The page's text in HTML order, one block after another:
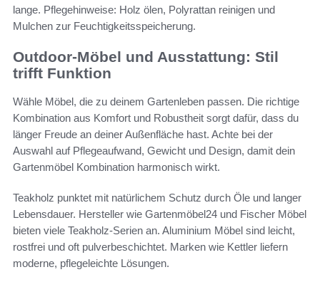
lange. Pflegehinweise: Holz ölen, Polyrattan reinigen und
Mulchen zur Feuchtigkeitsspeicherung.
Outdoor-Möbel und Ausstattung: Stil
trifft Funktion
Wähle Möbel, die zu deinem Gartenleben passen. Die richtige
Kombination aus Komfort und Robustheit sorgt dafür, dass du
länger Freude an deiner Außenfläche hast. Achte bei der
Auswahl auf Pflegeaufwand, Gewicht und Design, damit dein
Gartenmöbel Kombination harmonisch wirkt.
Teakholz punktet mit natürlichem Schutz durch Öle und langer
Lebensdauer. Hersteller wie Gartenmöbel24 und Fischer Möbel
bieten viele Teakholz-Serien an. Aluminium Möbel sind leicht,
rostfrei und oft pulverbeschichtet. Marken wie Kettler liefern
moderne, pflegeleichte Lösungen.